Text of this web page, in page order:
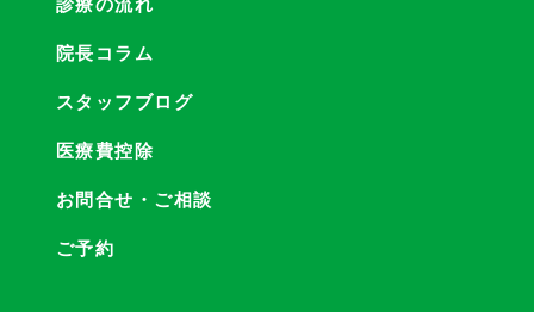
診療の流れ
院長コラム
スタッフブログ
医療費控除
お問合せ・ご相談
ご予約